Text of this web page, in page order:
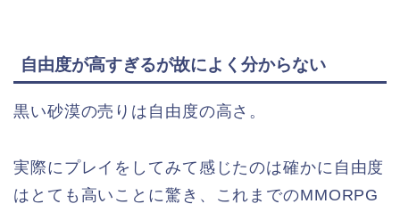
自由度が高すぎるが故によく分からない
黒い砂漠の売りは自由度の高さ。
実際にプレイをしてみて感じたのは確かに自由度
はとても高いことに驚き、これまでのMMORPG